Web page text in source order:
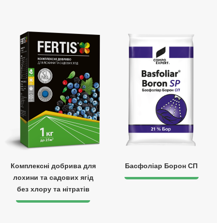
Комплексні добрива для
лохини та садових ягід
без хлору та нітратів
Басфоліар Борон СП